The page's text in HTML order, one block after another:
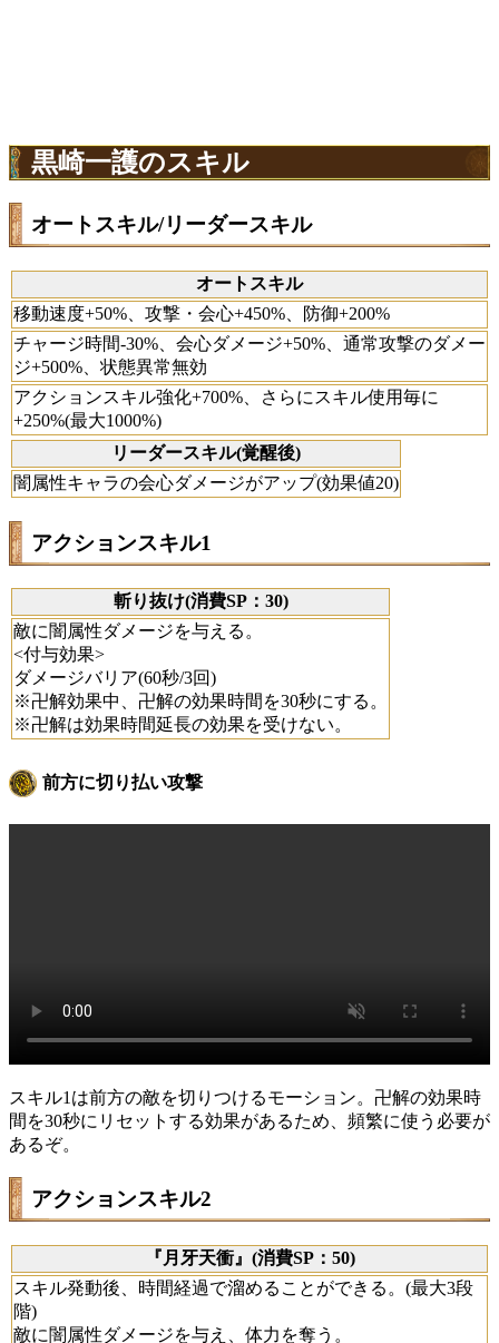
黒崎一護のスキル
オートスキル/リーダースキル
オートスキル
移動速度+50%、攻撃・会心+450%、防御+200%
チャージ時間-30%、会心ダメージ+50%、通常攻撃のダメー
ジ+500%、状態異常無効
アクションスキル強化+700%、さらにスキル使用毎に
+250%(最大1000%)
リーダースキル(覚醒後)
闇属性キャラの会心ダメージがアップ(効果値20)
アクションスキル1
斬り抜け(消費SP：30)
敵に闇属性ダメージを与える。
<付与効果>
ダメージバリア(60秒/3回)
※卍解効果中、卍解の効果時間を30秒にする。
※卍解は効果時間延長の効果を受けない。
前方に切り払い攻撃
スキル1は前方の敵を切りつけるモーション。卍解の効果時
間を30秒にリセットする効果があるため、頻繁に使う必要が
あるぞ。
アクションスキル2
『月牙天衝』(消費SP：50)
スキル発動後、時間経過で溜めることができる。(最大3段
階)
敵に闇属性ダメージを与え、体力を奪う。